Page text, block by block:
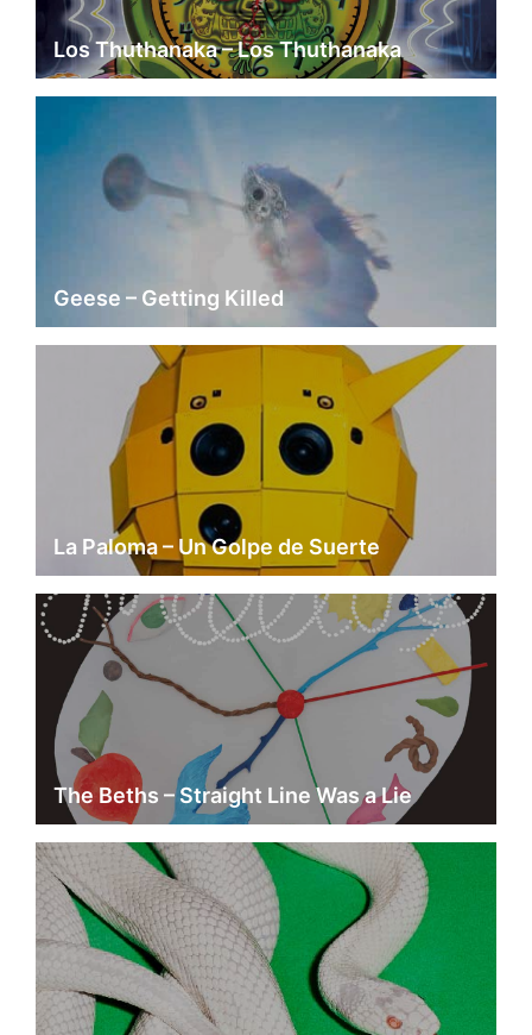
Los Thuthanaka – Los Thuthanaka
Geese – Getting Killed
La Paloma – Un Golpe de Suerte
The Beths – Straight Line Was a Lie